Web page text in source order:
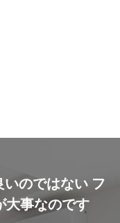
のではない フ
大事なのです